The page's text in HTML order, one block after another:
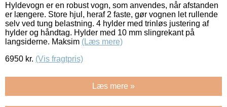
Hyldevogn er en robust vogn, som anvendes, når afstanden
er længere. Store hjul, heraf 2 faste, gør vognen let rullende
selv ved tung belastning. 4 hylder med trinløs justering af
hylder og håndtag. Hylder med 10 mm slingrekant på
langsiderne. Maksim (Læs mere)
6950 kr. (Vis fragtpris)
Læs mere »